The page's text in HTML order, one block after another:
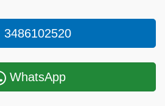
3486102520
WhatsApp